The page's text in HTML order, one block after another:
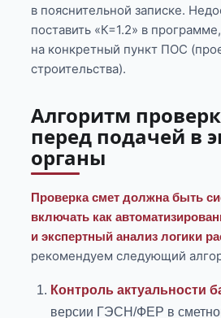
в пояснительной записке.
поставить «К=1.2» в
на конкретный пункт ПОС
строительства).
Алгоритм
перед подачей в
органы
Проверка смет должна быть
включать как
и экспертный анализ логики
рекомендуем следующий
Контроль актуальности
версии ГЭСН/ФЕР в